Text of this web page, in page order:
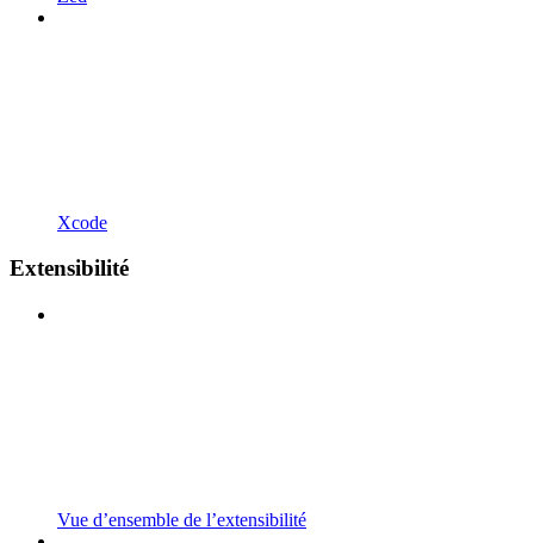
Xcode
Extensibilité
Vue d’ensemble de l’extensibilité